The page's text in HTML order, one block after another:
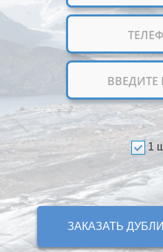
1
ЗАКАЗАТЬ